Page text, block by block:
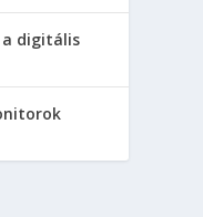
digitális